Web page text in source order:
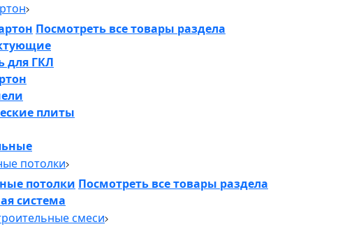
Посмотреть все товары раздела
для ГКЛ
плиты
потолки
потолки Посмотреть все товары раздела
система
смеси